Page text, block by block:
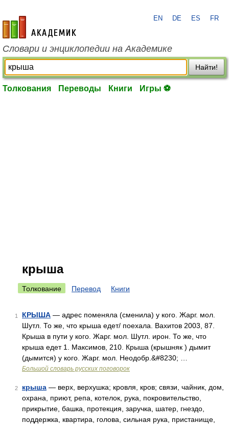
academic.ru
EN DE ES FR
Словари и энциклопедии на Академике
Найти!
Толкования Переводы Книги Игры ⚽
крыша
Толкование Перевод Книги
1 КРЫША — адрес поменяла (сменила) у кого. Жарг. мол.
Шутл. То же, что крыша едет/ поехала. Вахитов 2003, 87.
Крыша в пути у кого. Жарг. мол. Шутл. ирон. То же, что
крыша едет 1. Максимов, 210. Крыша (крышняк ) дымит
(дымится) у кого. Жарг. мол. Неодобр.&#8230; …
Большой словарь русских поговорок
2 крыша — верх, верхушка; кровля, кров; связи, чайник, дом,
охрана, приют, репа, котелок, рука, покровительство,
прикрытие, башка, протекция, заручка, шатер, гнездо,
поддержка, квартира, голова, сильная рука, пристанище,